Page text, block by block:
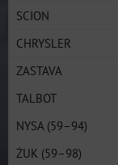
SCION
CHRYSLER
ZASTAVA
TALBOT
NYSA (59–94)
ŻUK (59–98)